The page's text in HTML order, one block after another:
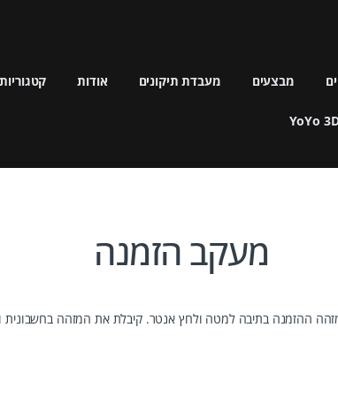
מבצעים מעבדת תיקונים אודות קטגוריות
YoYo
מעקב הזמנה
ההזמנה בתיבה למטה ולחץ אנטר. קיבלת את המזהה בחשבונית